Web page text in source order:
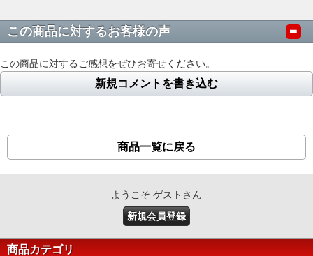
この商品に対するお客様の声
この商品に対するご感想をぜひお寄せください。
新規コメントを書き込む
商品一覧に戻る
ようこそ ゲストさん
新規会員登録
商品カテゴリ